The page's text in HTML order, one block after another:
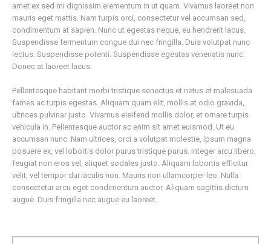
amet ex sed mi dignissim elementum in ut quam. Vivamus laoreet non
mauris eget mattis. Nam turpis orci, consectetur vel accumsan sed,
condimentum at sapien. Nunc ut egestas neque, eu hendrerit lacus.
Suspendisse fermentum congue dui nec fringilla. Duis volutpat nunc
lectus. Suspendisse potenti. Suspendisse egestas venenatis nunc.
Donec at laoreet lacus.
Pellentesque habitant morbi tristique senectus et netus et malesuada
fames ac turpis egestas. Aliquam quam elit, mollis at odio gravida,
ultrices pulvinar justo. Vivamus eleifend mollis dolor, et ornare turpis
vehicula in. Pellentesque auctor ac enim sit amet euismod. Ut eu
accumsan nunc. Nam ultrices, orci a volutpat molestie, ipsum magna
posuere ex, vel lobortis dolor purus tristique purus. Integer arcu libero,
feugiat non eros vel, aliquet sodales justo. Aliquam lobortis efficitur
velit, vel tempor dui iaculis non. Mauris non ullamcorper leo. Nulla
consectetur arcu eget condimentum auctor. Aliquam sagittis dictum
augue. Duis fringilla nec augue eu laoreet.